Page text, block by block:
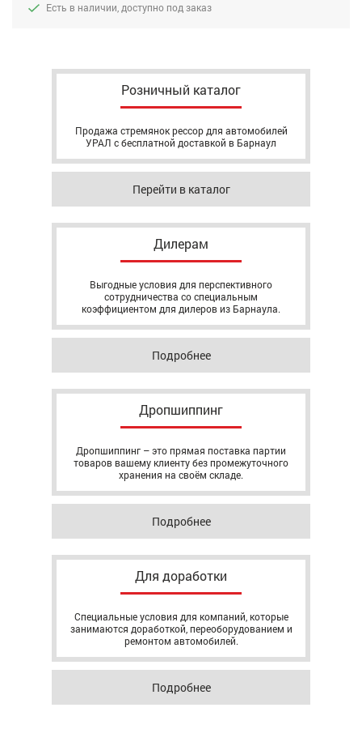
Есть в наличии, доступно под заказ
Розничный каталог
Продажа стремянок рессор для автомобилей
УРАЛ с бесплатной доставкой в Барнаул
Перейти в каталог
Дилерам
Выгодные условия для перспективного
сотрудничества со специальным
коэффициентом для дилеров из Барнаула.
Подробнее
Дропшиппинг
Дропшиппинг – это прямая поставка партии
товаров вашему клиенту без промежуточного
хранения на своём складе.
Подробнее
Для доработки
Специальные условия для компаний, которые
занимаются доработкой, переоборудованием и
ремонтом автомобилей.
Подробнее